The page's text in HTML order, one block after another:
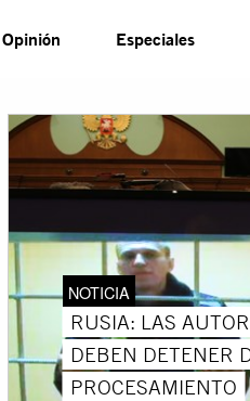
Opinión Especiales
NOTICIA
RUSIA: LAS
DEBEN DETENER
PROCESAMIENTO